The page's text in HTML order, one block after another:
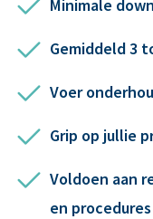
Minimale
Gemiddeld 3
Voer
Grip op jullie
Voldoen aan
en procedures